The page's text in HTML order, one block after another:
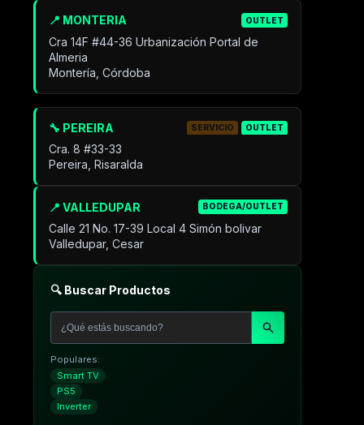
📍 MONTERIA OUTLET
Cra 14F #44-36 Urbanización Portal de
Almeria
Montería, Córdoba
📍 VALLEDUPAR BODEGA/OUTLET
Calle 21 No. 17-39 Local 4 Simón bolivar
Valledupar, Cesar
🔧 PEREIRA SERVICIO OUTLET
Cra. 8 #33-33
Pereira, Risaralda
🔍 Buscar Productos
Populares:
Smart TV
PS5
Inverter